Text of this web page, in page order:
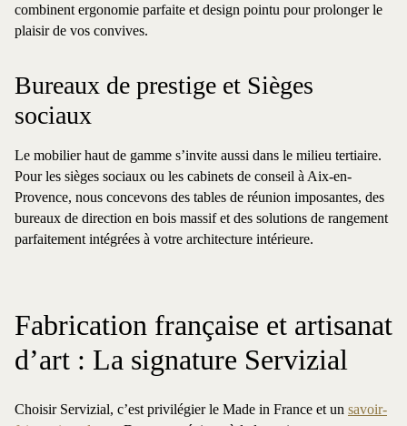
combinent ergonomie parfaite et design pointu pour prolonger le
plaisir de vos convives.
Bureaux de prestige et Sièges
sociaux
Le mobilier haut de gamme s’invite aussi dans le milieu tertiaire.
Pour les sièges sociaux ou les cabinets de conseil à Aix-en-
Provence, nous concevons des tables de réunion imposantes, des
bureaux de direction en bois massif et des solutions de rangement
parfaitement intégrées à votre architecture intérieure.
Fabrication française et artisanat
d’art : La signature Servizial
Choisir Servizial, c’est privilégier le Made in France et un savoir-